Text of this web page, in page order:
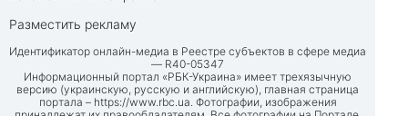
Разместить рекламу
Идентификатор онлайн-медиа в Реестре субъектов в сфере медиа
— R40-05347
Информационный портал «РБК-Украина» имеет трехязычную
версию (украинскую, русскую и английскую), главная страница
портала – https://www.rbc.ua. Фотографии, изображения